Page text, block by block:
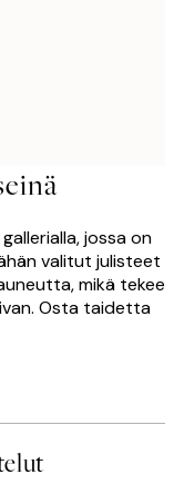
jossa on
valitut julisteet
mikä tekee
Osta taidetta